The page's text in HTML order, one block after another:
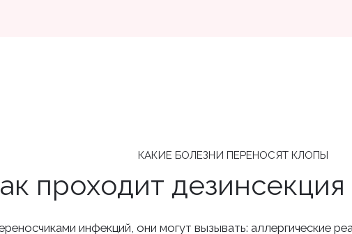
КАКИЕ БОЛЕЗНИ ПЕРЕНОСЯТ КЛОПЫ
проходит
инфекций, они могут вызывать: аллергические